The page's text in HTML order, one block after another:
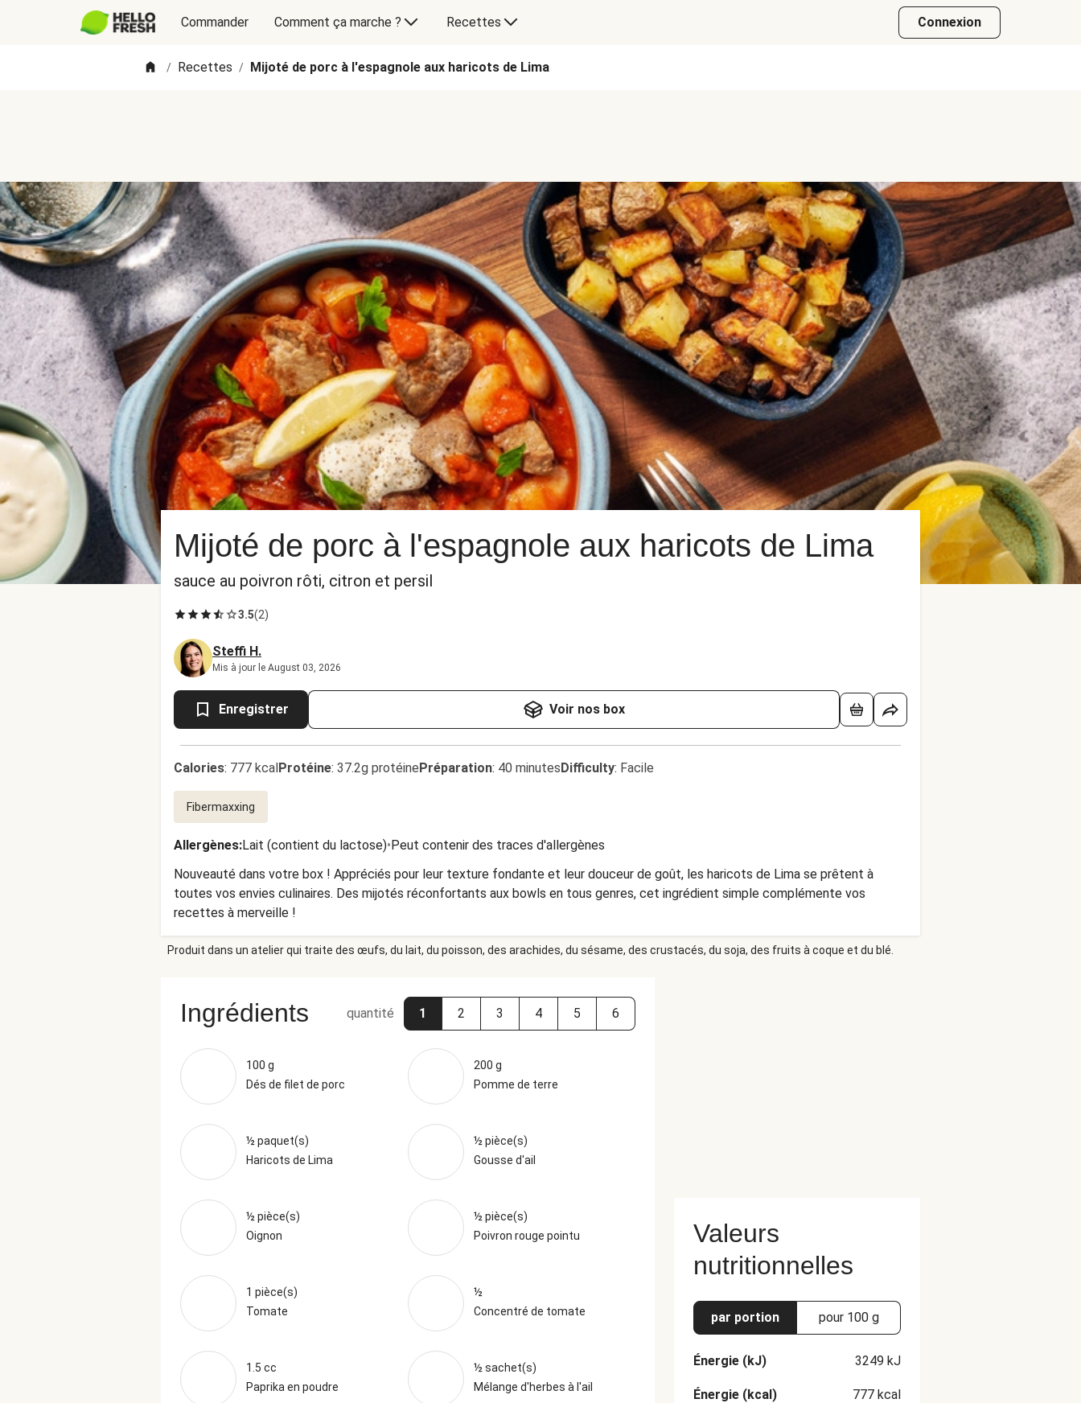
Commander Comment ça marche ? Recettes Connexion
/ Recettes / Mijoté de porc à l'espagnole aux haricots de Lima
Mijoté de porc à l'espagnole aux haricots de Lima
sauce au poivron rôti, citron et persil
3.5(2)
Steffi H.
Mis à jour le August 03, 2026
Enregistrer Voir nos box
Calories: 777 kcalProtéine: 37.2g protéinePréparation: 40 minutesDifficulty: Facile
Fibermaxxing
Allergènes:Lait (contient du lactose)•Peut contenir des traces d'allergènes
Nouveauté dans votre box ! Appréciés pour leur texture fondante et leur douceur de goût, les haricots de Lima se prêtent à
toutes vos envies culinaires. Des mijotés réconfortants aux bowls en tous genres, cet ingrédient simple complémente vos
recettes à merveille !
Produit dans un atelier qui traite des œufs, du lait, du poisson, des arachides, du sésame, des crustacés, du soja, des fruits à coque et du blé.
Ingrédients quantité 1 2 3 4 5 6
100 g
Dés de filet de porc
200 g
Pomme de terre
½ paquet(s)
Haricots de Lima
½ pièce(s)
Gousse d'ail
½ pièce(s)
Oignon
½ pièce(s)
Poivron rouge pointu
1 pièce(s)
Tomate
½
Concentré de tomate
1.5 cc
Paprika en poudre
½ sachet(s)
Mélange d'herbes à l'ail
Valeurs
nutritionnelles
par portion pour 100 g
Énergie (kJ) 3249 kJ
Énergie (kcal) 777 kcal